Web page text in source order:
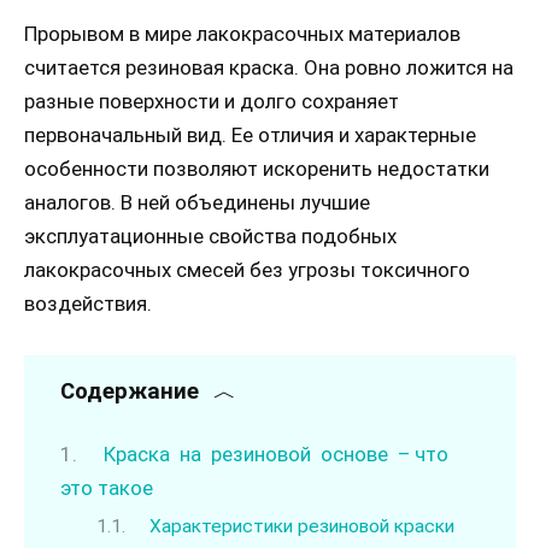
Прорывом в мире лакокрасочных материалов
считается резиновая краска. Она ровно ложится на
разные поверхности и долго сохраняет
первоначальный вид. Ее отличия и характерные
особенности позволяют искоренить недостатки
аналогов. В ней объединены лучшие
эксплуатационные свойства подобных
лакокрасочных смесей без угрозы токсичного
воздействия.
Содержание
Краска на резиновой основе – что
это такое
Характеристики резиновой краски